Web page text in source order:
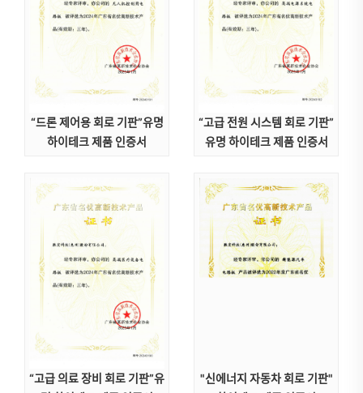
“드론 제어용 회로 기판”유명
하이테크 제품 인증서
“고급 전원 시스템 회로 기판”
유명 하이테크 제품 인증서
“고급 의료 장비 회로 기판”유
"신에너지 자동차 회로 기판"